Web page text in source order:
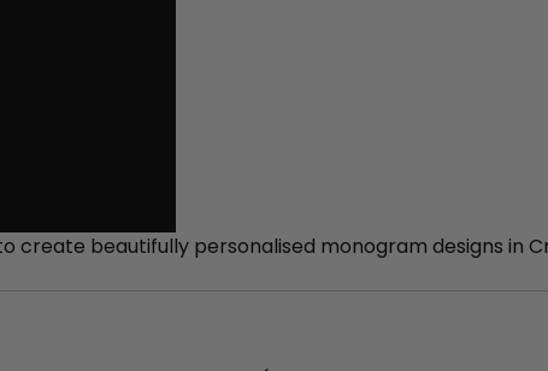
create beautifully personalised monogram designs in